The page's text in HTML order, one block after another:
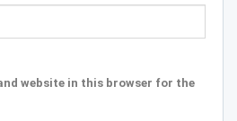
website in this browser for the